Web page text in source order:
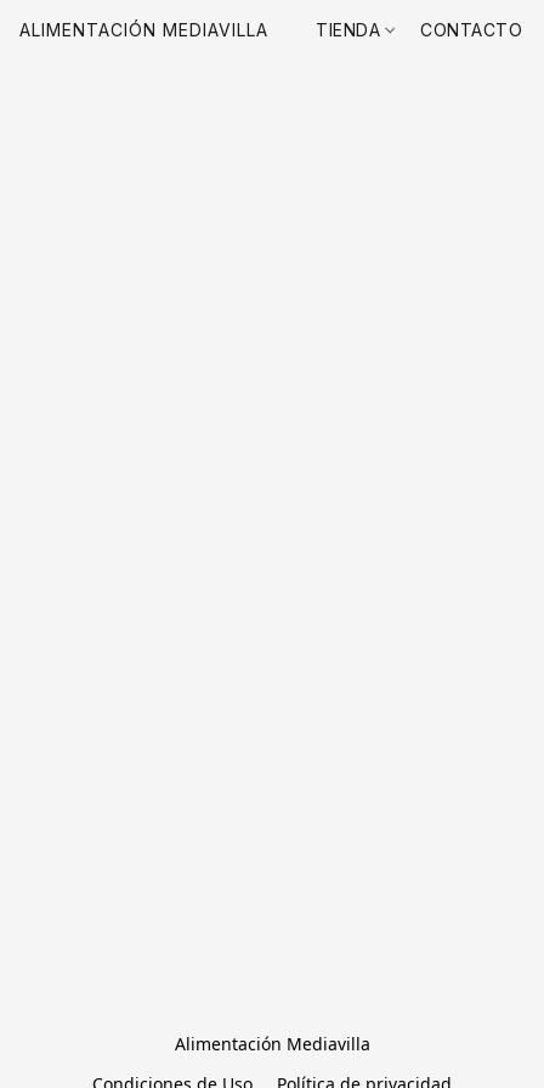
ALIMENTACIÓN MEDIAVILLA TIENDA CONTACTO
Alimentación Mediavilla